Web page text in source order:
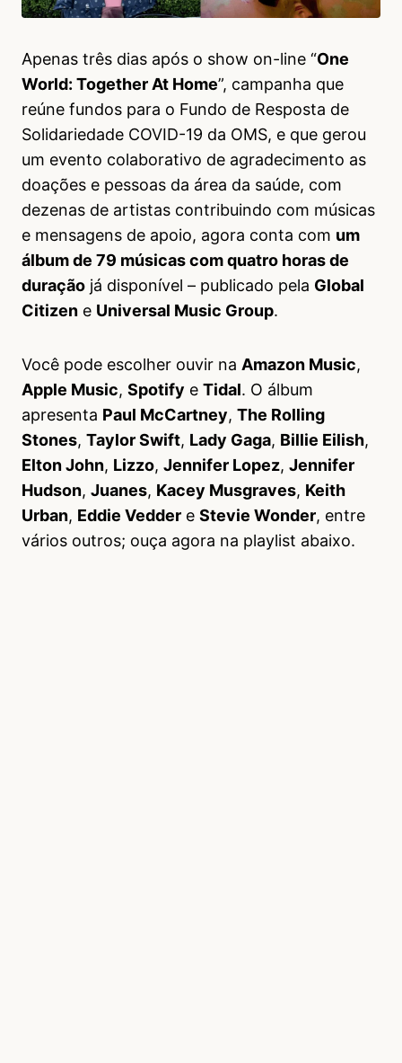
Apenas três dias após o show on-line “One
World: Together At Home”, campanha que
reúne fundos para o Fundo de Resposta de
Solidariedade COVID-19 da OMS, e que gerou
um evento colaborativo de agradecimento as
doações e pessoas da área da saúde, com
dezenas de artistas contribuindo com músicas
e mensagens de apoio, agora conta com um
álbum de 79 músicas com quatro horas de
duração já disponível – publicado pela Global
Citizen e Universal Music Group.
Você pode escolher ouvir na Amazon Music,
Apple Music, Spotify e Tidal. O álbum
apresenta Paul McCartney, The Rolling
Stones, Taylor Swift, Lady Gaga, Billie Eilish,
Elton John, Lizzo, Jennifer Lopez, Jennifer
Hudson, Juanes, Kacey Musgraves, Keith
Urban, Eddie Vedder e Stevie Wonder, entre
vários outros; ouça agora na playlist abaixo.